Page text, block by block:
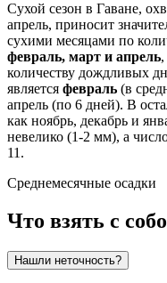
Сухой сезон в Гаване,
апрель, приносит
сухими месяцами по
февраль, март и апрель
количеству дождливых
является февраль (в
апрель (по 6 дней). В
как ноябрь, декабрь и
невелико (1-2 мм), а
11.
Среднемесячные осадки
Что взять с
Нашли неточность?